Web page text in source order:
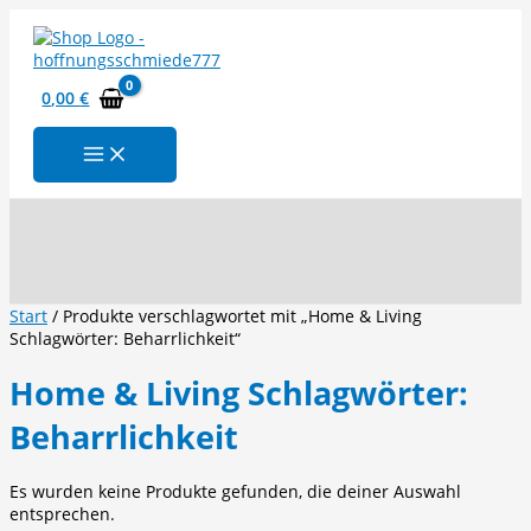
Inhalt
springen
0,00€
Start / Produkte verschlagwortet mit „Home & Living
Schlagwörter: Beharrlichkeit“
Home & Living Schlagwörter:
Beharrlichkeit
Es wurden keine Produkte gefunden, die deiner Auswahl
entsprechen.